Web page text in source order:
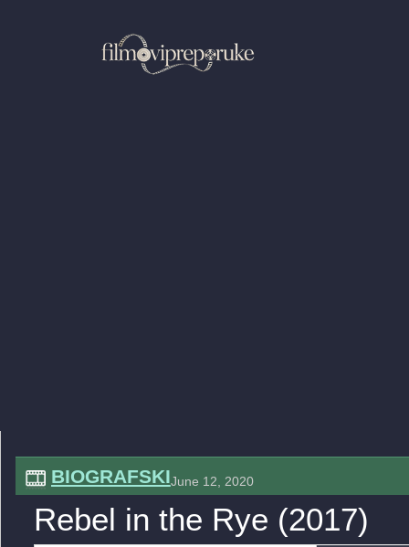
BIOGRAFSKIJune 12, 2020
Rebel in the Rye (2017)